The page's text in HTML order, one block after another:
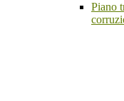
Piano